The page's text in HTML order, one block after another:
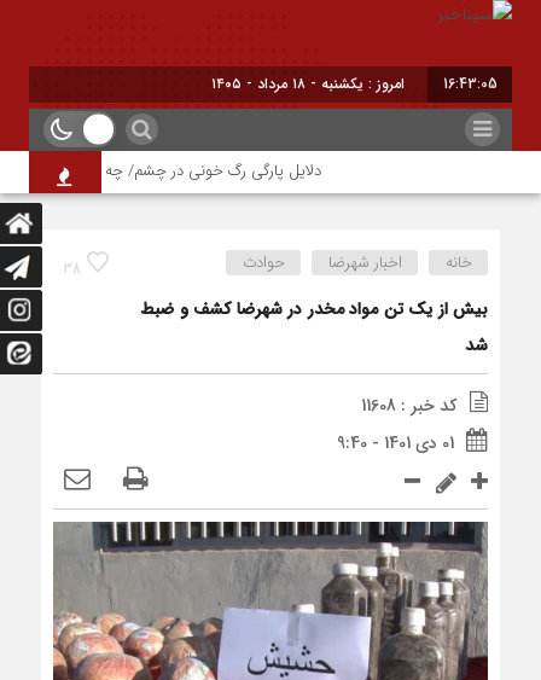
16:43:06 امروز : یکشنبه - ۱۸ مرداد - ۱۴۰۵
دلایل پارگی رگ خونی در چشم/ چه موقع باید به
38 خانه اخبار شهرضا حوادث
بیش از یک تن مواد مخدر در شهرضا کشف و ضبط
شد
کد خبر : 11608
01 دی 1401 - 9:40